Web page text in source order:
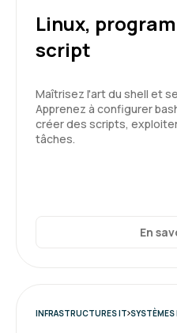
Linux,
script
Maîtrisez l'art du shell et
Apprenez à configurer
créer des scripts,
tâches.
En
INFRASTRUCTURES IT